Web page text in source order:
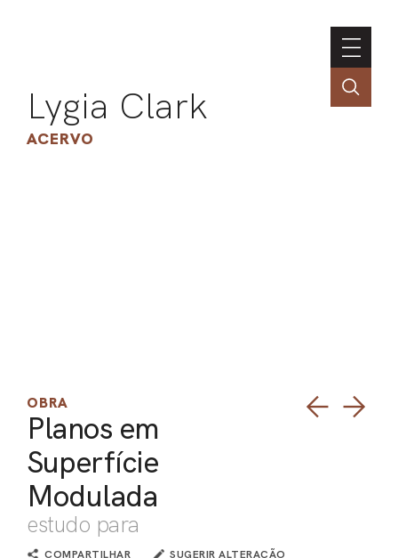
Lygia Clark
ACERVO
OBRA
Planos em
Superfície
Modulada
estudo para
COMPARTILHAR SUGERIR ALTERAÇÃO